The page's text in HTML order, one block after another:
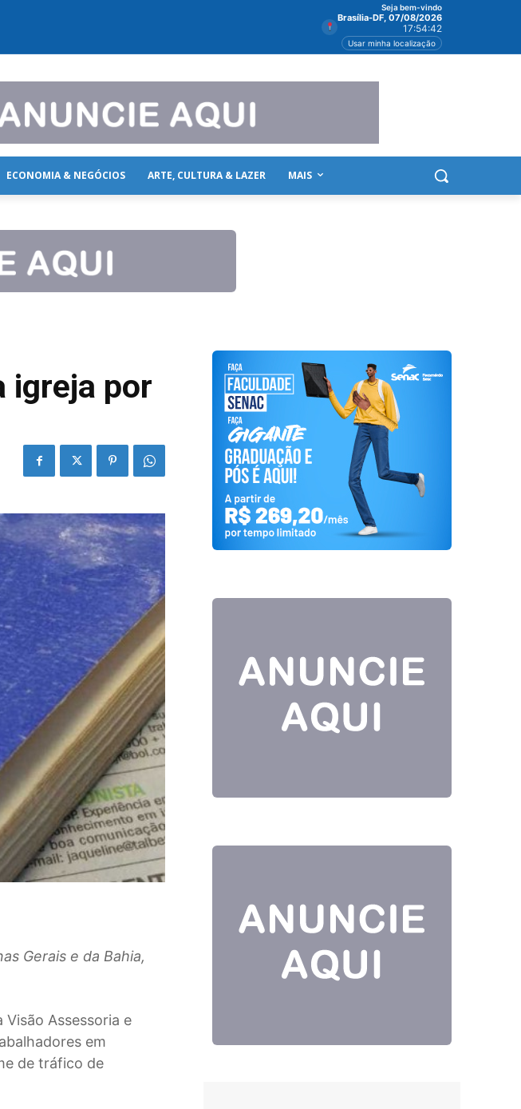
Seja bem-vindo
Brasília-DF, 07/08/2026
17:54:42
Usar minha localização
ECONOMIA & NEGÓCIOS ARTE, CULTURA & LAZER MAIS
igreja por
Gerais e da Bahia,
Assessoria e
em
de tráfico de